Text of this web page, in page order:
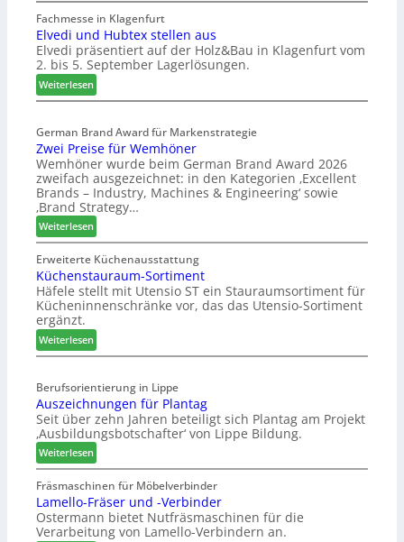
e
i
n
i
p
s
s
t
F
ü
h
r
u
n
g
a
n
Fachmesse in Klagenfurt
Elvedi und Hubtex stellen aus
Elvedi präsentiert auf der Holz&Bau in Klagenfurt vom
2. bis 5. September Lagerlösungen.
Weiterlesen:
E
v
e
d
i
u
n
d
H
u
b
t
e
x
s
t
l
e
n
a
u
s
German Brand Award für Markenstrategie
Zwei Preise für Wemhöner
Wemhöner wurde beim German Brand Award 2026
zweifach ausgezeichnet: in den Kategorien ‚Excellent
Brands – Industry, Machines & Engineering‘ sowie
‚Brand Strategy…
Weiterlesen:
Z
w
e
i
P
e
i
e
f
ü
r
W
e
m
h
ö
n
Erweiterte Küchenausstattung
Küchenstauraum-Sortiment
Häfele stellt mit Utensio ST ein Stauraumsortiment für
Kücheninnenschränke vor, das das Utensio-Sortiment
ergänzt.
Weiterlesen:
K
c
h
e
n
s
t
a
u
r
a
Berufsorientierung in Lippe
Auszeichnungen für Plantag
Seit über zehn Jahren beteiligt sich Plantag am Projekt
‚Ausbildungsbotschafter‘ von Lippe Bildung.
Weiterlesen:
A
u
s
z
e
Fräsmaschinen für Möbelverbinder
Lamello-Fräser und -Verbinder
Ostermann bietet Nutfräsmaschinen für die
Verarbeitung von Lamello-Verbindern an.